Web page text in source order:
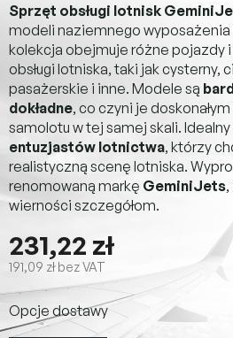
231,22 zł
191,09 zł bez VAT
Cena
jednostkowa:
Opcje dostawy
Sprzęt obsługi lotnisk
modeli naziemnego wyposażenia
kolekcja obejmuje różne pojazdy
obsługi lotniska, taki jak cysterny,
pasażerskie i inne. Modele są
dokładne, co czyni je
samolotu w tej samej skali. Idealny
entuzjastów lotnictwa, którzy
realistyczną scenę lotniska.
renomowaną markę GeminiJets
wierności szczegółom.